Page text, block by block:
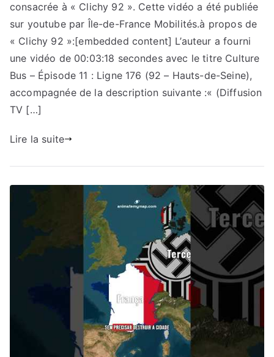
consacrée à « Clichy 92 ». Cette vidéo a été publiée
sur youtube par Île-de-France Mobilités.à propos de
« Clichy 92 »:[embedded content] L’auteur a fourni
une vidéo de 00:03:18 secondes avec le titre Culture
Bus – Épisode 11 : Ligne 176 (92 – Hauts-de-Seine),
accompagnée de la description suivante :« (Diffusion
TV […]
Lire la suite